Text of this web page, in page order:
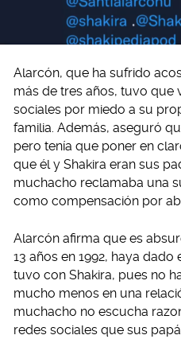
Alarcón, que ha sufrido
más de tres años, tuvo que
sociales por miedo a su
familia. Además, aseguró
pero tenía que poner en
que él y Shakira eran sus
muchacho reclamaba una
como compensación por
Alarcón afirma que es
13 años en 1992, haya
tuvo con Shakira, pues no
mucho menos en una
muchacho no escucha
redes sociales que sus